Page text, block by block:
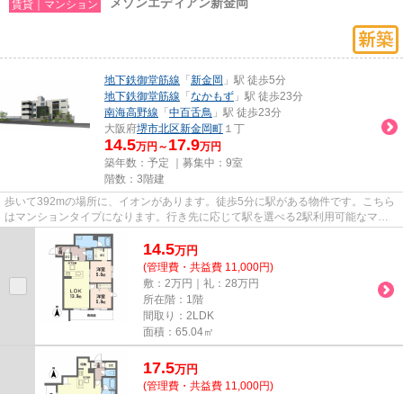
賃貸｜マンション
地下鉄御堂筋線 「 新金岡 」駅 徒歩5分
地下鉄御堂筋線 「 なかもず 」駅 徒歩23分
南海高野線 「 中百舌鳥 」駅 徒歩23分
大阪府堺市北区新金岡町 １丁
14.5万円～ 17.9万円
築年数：予定 ｜募集中： 9室
階数：3階建
歩いて392mの場所に、イオンがあります。徒歩5分に駅がある物件です。こちら
はマンションタイプになります。行き先に応じて駅を選べる2駅利用可能なマン
ションです。できるだけ早めに...
14.5万円
(管理費・共益費 11,000円)
敷：2万円｜礼：28万円
所在階：1階
間取り：2LDK
面積：65.04㎡
17.5万円
(管理費・共益費 11,000円)